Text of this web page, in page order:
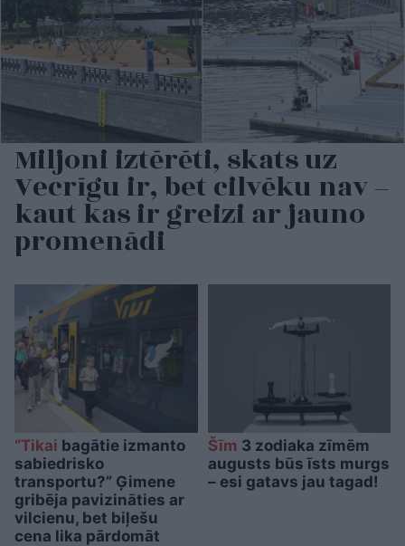
Miljoni iztērēti, skats uz
Vecrīgu ir, bet cilvēku nav –
kaut kas ir greizi ar jauno
promenādi
“Tikai bagātie izmanto
sabiedrisko
transportu?” Ģimene
gribēja pavizināties ar
vilcienu, bet biļešu
cena lika pārdomāt
Šīm 3 zodiaka zīmēm
augusts būs īsts murgs
– esi gatavs jau tagad!